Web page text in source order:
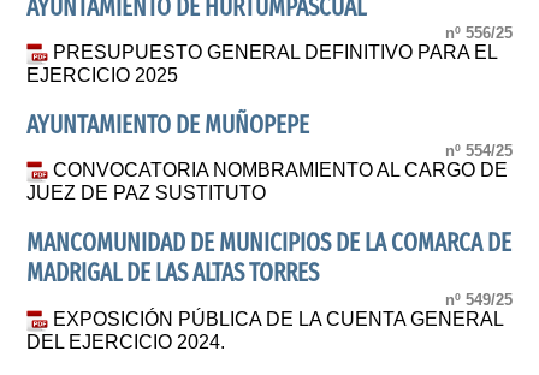
AYUNTAMIENTO DE HURTUMPASCUAL
nº 556/25
PRESUPUESTO GENERAL DEFINITIVO PARA EL
EJERCICIO 2025
AYUNTAMIENTO DE MUÑOPEPE
nº 554/25
CONVOCATORIA NOMBRAMIENTO AL CARGO DE
JUEZ DE PAZ SUSTITUTO
MANCOMUNIDAD DE MUNICIPIOS DE LA COMARCA DE
MADRIGAL DE LAS ALTAS TORRES
nº 549/25
EXPOSICIÓN PÚBLICA DE LA CUENTA GENERAL
DEL EJERCICIO 2024.